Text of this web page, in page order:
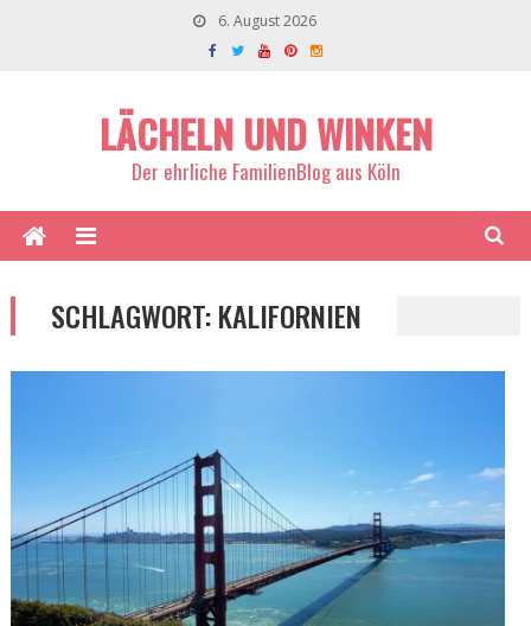
6. August 2026
LÄCHELN UND WINKEN
Der ehrliche FamilienBlog aus Köln
SCHLAGWORT:KALIFORNIEN